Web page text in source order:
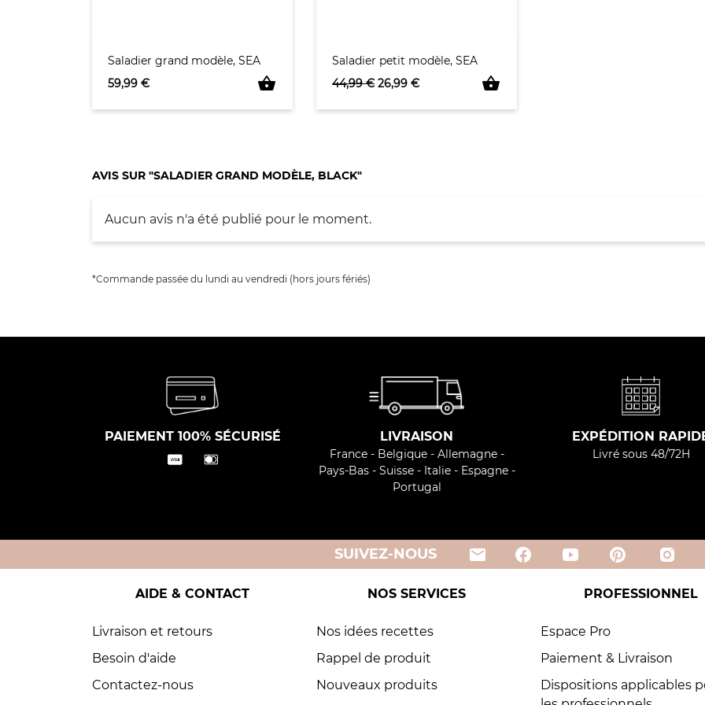
Saladier grand modèle, SEA
Prix
59,99 € shopping_basket
Saladier petit modèle, SEA
Prix de base
44,99 € Prix
26,99 € shopping_basket
AVIS SUR "SALADIER GRAND MODÈLE, BLACK"
Aucun avis n'a été publié pour le moment.
*Commande passée du lundi au vendredi (hors jours fériés)
PAIEMENT 100% SÉCURISÉ LIVRAISON
France - Belgique - Allemagne -
Pays-Bas - Suisse - Italie - Espagne -
Portugal
EXPÉDITION
Livré sous 48/72H
SUIVEZ-NOUS email
AIDE & CONTACT
Livraison et retours
Besoin d'aide
Contactez-nous
NOS SERVICES
Nos idées recettes
Rappel de produit
Nouveaux produits
PROFESSIONNEL
Espace Pro
Paiement & Livraison
Dispositions applicables